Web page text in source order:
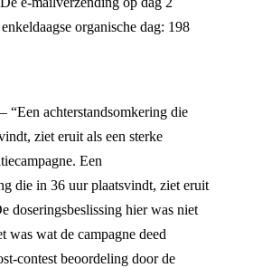
organische dag: 198
“Een achterstandsomkering die
ziet eruit als een sterke
Een
die in 36 uur plaatsvindt, ziet eruit
doseringsbeslissing hier was niet
was wat de campagne deed
contest beoordeling door de